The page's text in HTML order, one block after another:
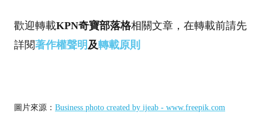
歡迎轉載KPN奇寶部落格相關文章，在轉載前請先
詳閱著作權聲明 及轉載原則
圖片來源： Business photo created by ijeab - www.freepik.com